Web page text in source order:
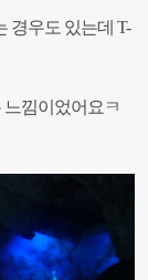
경우도 있는데 T-
낌이었어요ㅋ